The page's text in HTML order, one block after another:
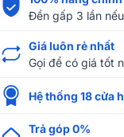
Đền gấp 3 lần
Giá luôn rẻ nhất
Gọi để có giá tốt
Hệ thống 18 cửa
Trả góp 0%